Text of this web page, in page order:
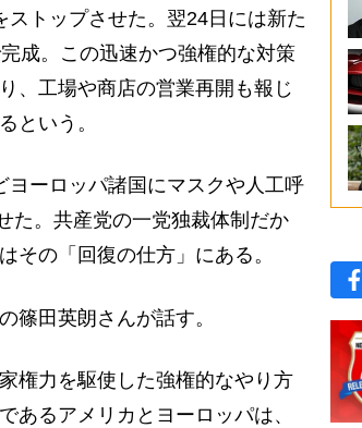
トップさせた。翌24日には新た
成。この迅速かつ強権的な対策
、工場や商店の営業再開も報じ
という。
ーロッパ諸国にマスクや人工呼
た。共産党の一党独裁体制だか
その「回復の仕方」にある。
篠田英朗さんが話す。
権力を駆使した強権的なやり方
あるアメリカとヨーロッパは、